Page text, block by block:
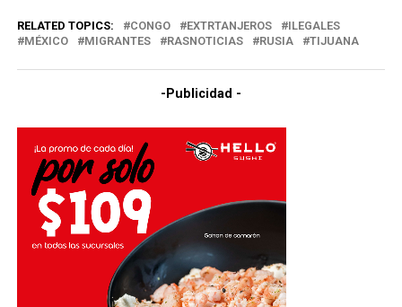
RELATED TOPICS: CONGO EXTRTANJEROS
ILEGALES
MÉXICO
MIGRANTES RASNOTICIAS RUSIA TIJUANA
-Publicidad -